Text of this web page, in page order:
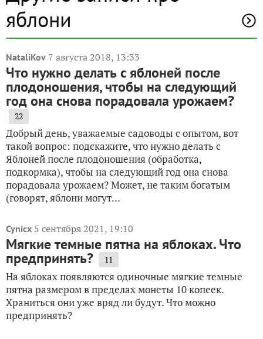
яблони
NataliKov 7 августа 2018, 13:33
Что нужно делать с яблоней после
плодоношения, чтобы на следующий
год она снова порадовала урожаем?
22
Добрый день, уважаемые садоводы с опытом, вот
такой вопрос: подскажите, что нужно делать с
Яблоней после плодоношения (обработка,
подкормка), чтобы на следующий год она снова
порадовала урожаем? Может, не таким богатым
(говорят, яблони могут...
Cynicx 5 сентября 2021, 19:10
Мягкие темные пятна на яблоках. Что
предпринять? 11
На яблоках появляются одиночные мягкие темные
пятна размером в пределах монеты 10 копеек.
Храниться они уже вряд ли будут. Что можно
предпринять?